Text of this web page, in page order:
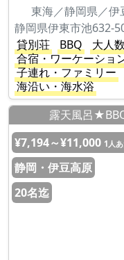
東海／静岡県／伊
静岡県伊東市池632-
貸別荘
BBQ 大人数
合宿・ワーケーショ
子連れ・ファミリー
海沿い・海水浴
露天風呂
¥7,194～¥11,000 1人
静岡・伊豆高原
20名迄